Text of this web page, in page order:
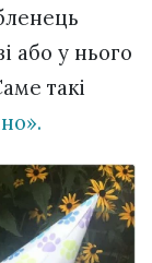
або у нього
такі